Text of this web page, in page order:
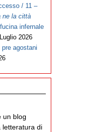
/ 11 –
ne la città
infernale
2026
pre agostani
un blog
letteratura di